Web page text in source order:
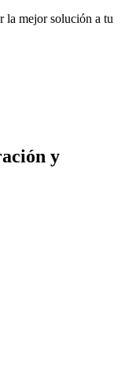
la mejor solución a tu
y